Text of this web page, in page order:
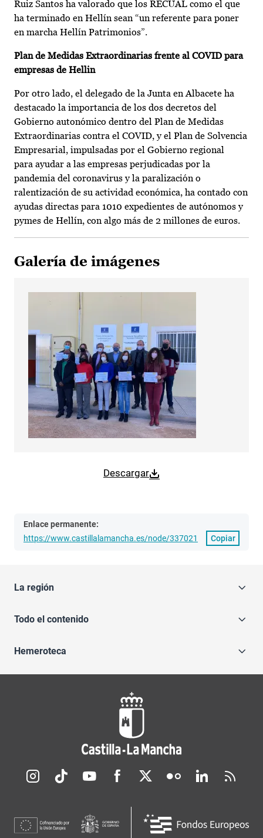
Ruiz Santos ha valorado que los RECUAL como el que
ha terminado en Hellín sean “un referente para poner
en marcha Hellín Patrimonios”.
Plan de Medidas Extraordinarias frente al COVID para
empresas de Hellin
Por otro lado, el delegado de la Junta en Albacete ha
destacado la importancia de los dos decretos del
Gobierno autonómico dentro del Plan de Medidas
Extraordinarias contra el COVID, y el Plan de Solvencia
Empresarial, impulsadas por el Gobierno regional
para ayudar a las empresas perjudicadas por la
pandemia del coronavirus y la paralización o
ralentización de su actividad económica, ha contado con
ayudas directas para 1010 expedientes de autónomos y
pymes de Hellín, con algo más de 2 millones de euros.
Galería de imágenes
Descargar
Enlace permanente:
https://www.castillalamancha.es/node/337021
Copiar
La región
Todo el contenido
Hemeroteca
Redes sociales JCCM